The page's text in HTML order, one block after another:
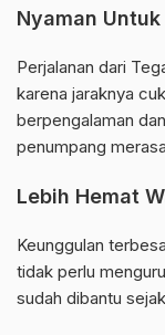
Nyaman
Perjalanan dari
karena jaraknya
berpengalaman
penumpang
Lebih Hemat
Keunggulan
tidak perlu
sudah dibantu